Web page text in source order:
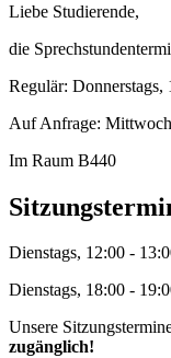
Liebe Studierende,
die
Regulär:
Auf Anfrage:
Im Raum B440
Dienstags, 12:00 -
Dienstags, 18:00 -
Unsere
zugänglich!